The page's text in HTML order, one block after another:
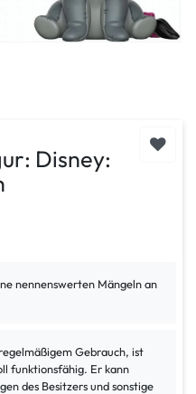
Disney:
nennenswerten Mängeln an
Gebrauch, ist
funktionsfähig. Er kann
des Besitzers und sonstige